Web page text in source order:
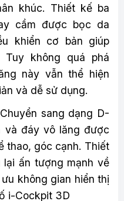
khúc. Thiết kế ba
cầm được bọc da
khiển cơ bản giúp
không quá phá
này vẫn thể hiện
và dễ sử dụng.
sang dạng D-
và đáy vô lăng được
thao, góc cạnh. Thiết
ấn tượng mạnh về
không gian hiển thị
i-Cockpit 3D